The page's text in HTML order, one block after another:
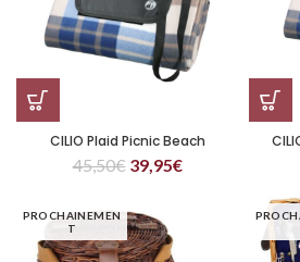
CILIO Plaid Picnic Beach
45,50€ 39,95€
PROCHAINEMEN
T